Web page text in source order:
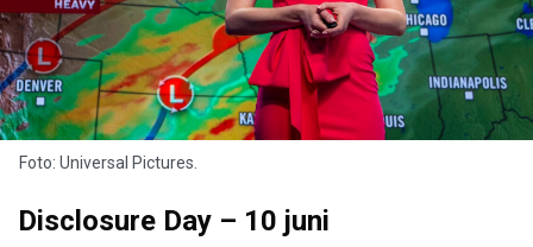
Foto: Universal Pictures.
Disclosure Day – 10 juni